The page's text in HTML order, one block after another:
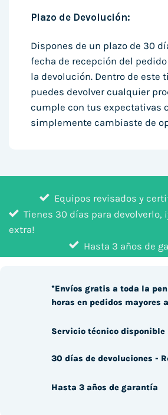
Plazo de Devolución:
Dispones de un plazo de 30
fecha de recepción del
la devolución. Dentro de este
puedes devolver cualquier
cumple con tus expectativas
simplemente cambiaste de
Equipos revisados y
Tienes 30 días para devolverlo,
extra!
Hasta 3 años de
*Envíos gratis a toda la
horas en pedidos mayores
Servicio técnico disponible
30 días de devoluciones -
Hasta 3 años de garantía